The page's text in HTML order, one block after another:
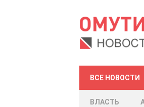
ВСЕ НОВОСТИ
ВЛАСТЬ